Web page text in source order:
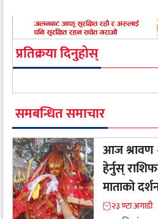
प्रतिक्रया दिनुहोस्
समबन्धित समाचार
आज श्रावण
हेर्नुस्
माताको
२३ ण्टा अगाडी